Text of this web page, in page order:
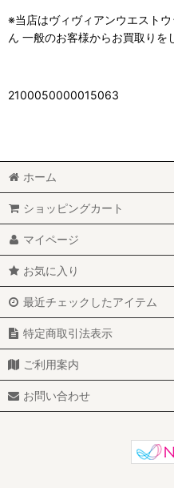
※当店はヴィヴィアンウエスト
ん 一般のお客様からお買取りを
2100050000015063
ホーム
ショッピングカート
マイページ
お気に入り
最近チェックしたアイテム
特定商取引法表示
ご利用案内
お問い合わせ